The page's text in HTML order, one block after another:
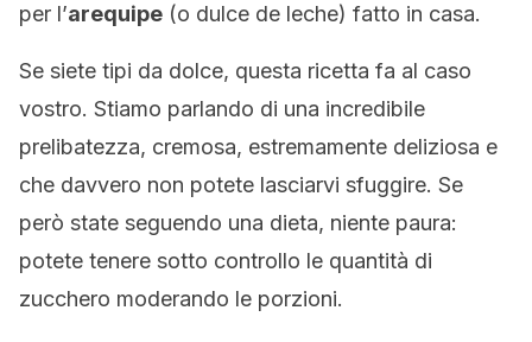
per l’arequipe (o dulce de leche) fatto in casa.
Se siete tipi da dolce, questa ricetta fa al caso
vostro. Stiamo parlando di una incredibile
prelibatezza, cremosa, estremamente deliziosa e
che davvero non potete lasciarvi sfuggire. Se
però state seguendo una dieta, niente paura:
potete tenere sotto controllo le quantità di
zucchero moderando le porzioni.